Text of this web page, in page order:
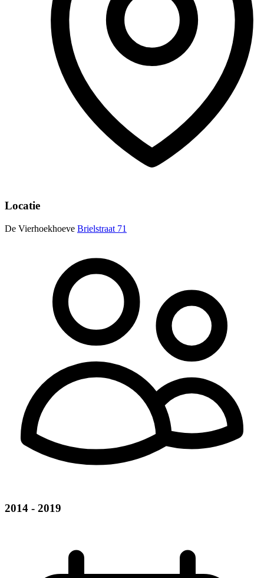
Locatie
De Vierhoekhoeve Brielstraat 71
2014 - 2019